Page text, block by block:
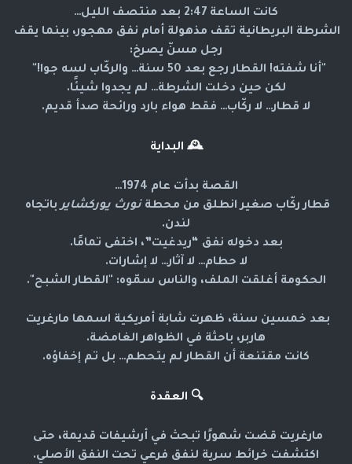
كانت الساعة 2:47 بعد منتصف الليل…
رجل مسنّ يصرخ:
"أنا شفته! القطار رجع بعد 50 سنة… والركّاب لسه جوا!"
لكن حين دخلت الشرطة… لم يجدوا شيئًا.
لا قطار… لا ركّاب… فقط هواء بارد ورائحة صدأ قديم.
🕰️ البداية
القصة بدأت عام 1974…
قطار ركّاب صغير انطلق من محطة نورث يوركشاير
لندن.
بعد دخوله نفق “ريدغيت”، اختفى تمامًا.
لا حطام… لا آثار… لا إشارات.
الحكومة أغلقت الملف، والناس سمّوه: "القطار الشبح".
بعد خمسين سنة، ظهرت شابة أمريكية اسمها
هاربر، باحثة في الظواهر الغامضة.
كانت مقتنعة أن القطار لم يتحطم… بل تم إخفاؤه.
🔍 العقدة
اكتشفت خرائط سرية لنفق فرعي تحت النفق الأصلي.